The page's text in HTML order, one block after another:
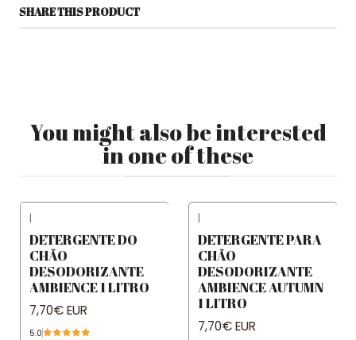
SHARE THIS PRODUCT
You might also be interested
in one of these
|
DETERGENTE DO
CHÃO
DESODORIZANTE
AMBIENCE 1 LITRO
7,70€ EUR
5.0
|
DETERGENTE PARA
CHÃO
DESODORIZANTE
AMBIENCE AUTUMN
1 LITRO
7,70€ EUR